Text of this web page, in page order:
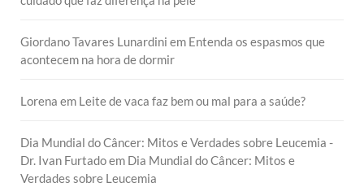
Giordano Tavares Lunardini em Entenda os espasmos que
acontecem na hora de dormir
Lorena em Leite de vaca faz bem ou mal para a saúde?
Dia Mundial do Câncer: Mitos e Verdades sobre Leucemia -
Dr. Ivan Furtadoem Dia Mundial do Câncer: Mitos e
Verdades sobre Leucemia